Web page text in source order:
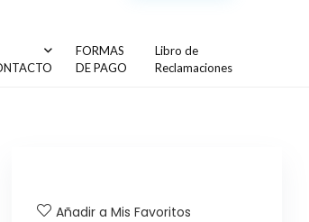
FORMAS
DE PAGO
Libro de
Reclamaciones
Añadir a Mis Favoritos